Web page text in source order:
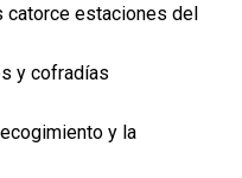
catorce estaciones del
y cofradías
y la